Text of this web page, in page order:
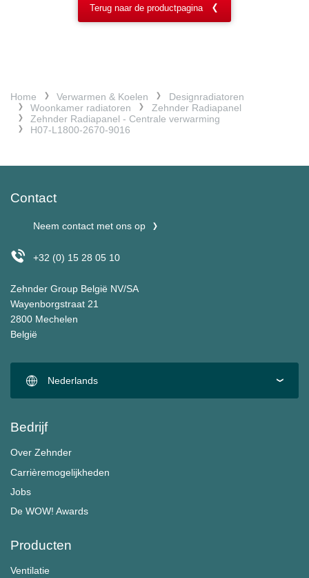
Terug naar de productpagina
Home Verwarmen & Koelen
Designradiatoren
Woonkamer radiatoren
Zehnder Radiapanel
Zehnder Radiapanel - Centrale verwarming
H07-L1800-2670-9016
Contact
Neem contact met ons op
+32 (0) 15 28 05 10
Zehnder Group België NV/SA
Wayenborgstraat 21
2800 Mechelen
België
Nederlands
Bedrijf
Over Zehnder
Carrièremogelijkheden
Jobs
De WOW! Awards
Producten
Ventilatie